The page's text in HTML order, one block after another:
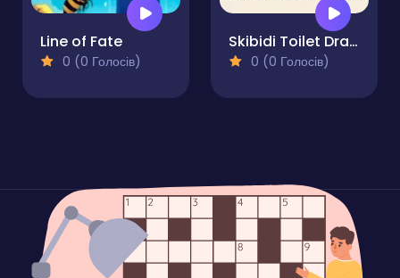
Line of Fate
0 (0 Голосів)
Skibidi Toilet Draw to Survive
0 (0 Голосів)